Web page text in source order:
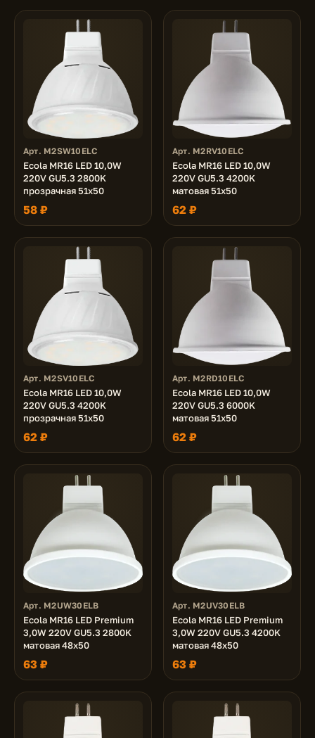
Арт. M2SW10ELC
Ecola MR16 LED 10,0W
220V GU5.3 2800K
прозрачная 51x50
58 ₽
Арт. M2RV10ELC
Ecola MR16 LED 10,0W
220V GU5.3 4200K
матовая 51x50
62 ₽
Арт. M2SV10ELC
Ecola MR16 LED 10,0W
220V GU5.3 4200K
прозрачная 51x50
62 ₽
Арт. M2RD10ELC
Ecola MR16 LED 10,0W
220V GU5.3 6000K
матовая 51x50
62 ₽
Арт. M2UW30ELB
Ecola MR16 LED Premium
3,0W 220V GU5.3 2800K
матовая 48x50
63 ₽
Арт. M2UV30ELB
Ecola MR16 LED Premium
3,0W 220V GU5.3 4200K
матовая 48x50
63 ₽